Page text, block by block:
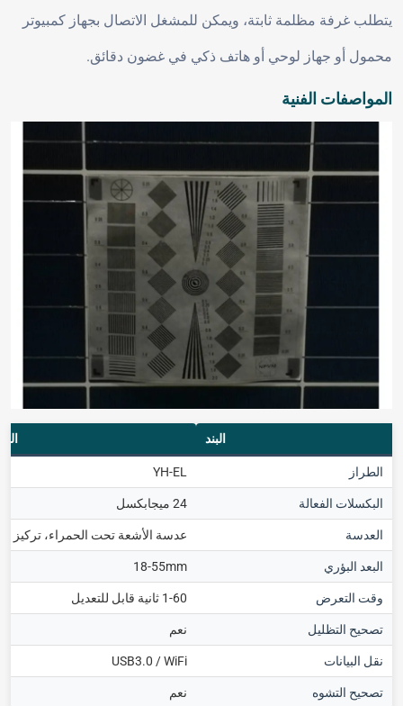
يتطلب غرفة مظلمة ثابتة، ويمكن للمشغل الاتصال بجهاز كمبيوتر
محمول أو جهاز لوحي أو هاتف ذكي في غضون دقائق.
المواصفات الفنية
البند
الطراز YH-EL
البكسلات الفعالة 24 ميجابكسل
العدسة عدسة الأشعة تحت الحمراء، تركيز
البعد البؤري 18-55mm
وقت التعرض 1-60 ثانية قابل للتعديل
تصحيح التظليل نعم
نقل البيانات USB3.0 / WiFi
تصحيح التشوه نعم